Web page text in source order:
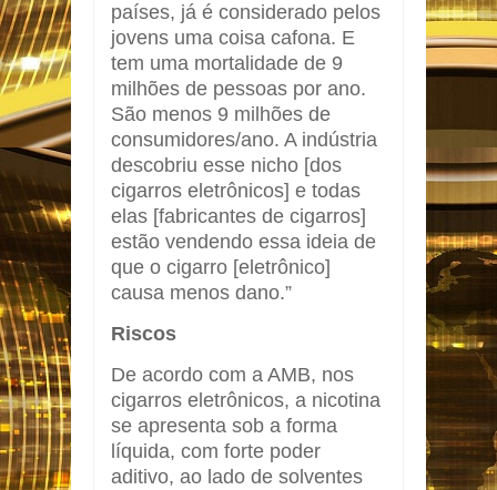
países, já é considerado pelos
jovens uma coisa cafona. E
tem uma mortalidade de 9
milhões de pessoas por ano.
São menos 9 milhões de
consumidores/ano. A indústria
descobriu esse nicho [dos
cigarros eletrônicos] e todas
elas [fabricantes de cigarros]
estão vendendo essa ideia de
que o cigarro [eletrônico]
causa menos dano.”
Riscos
De acordo com a AMB, nos
cigarros eletrônicos, a nicotina
se apresenta sob a forma
líquida, com forte poder
aditivo, ao lado de solventes